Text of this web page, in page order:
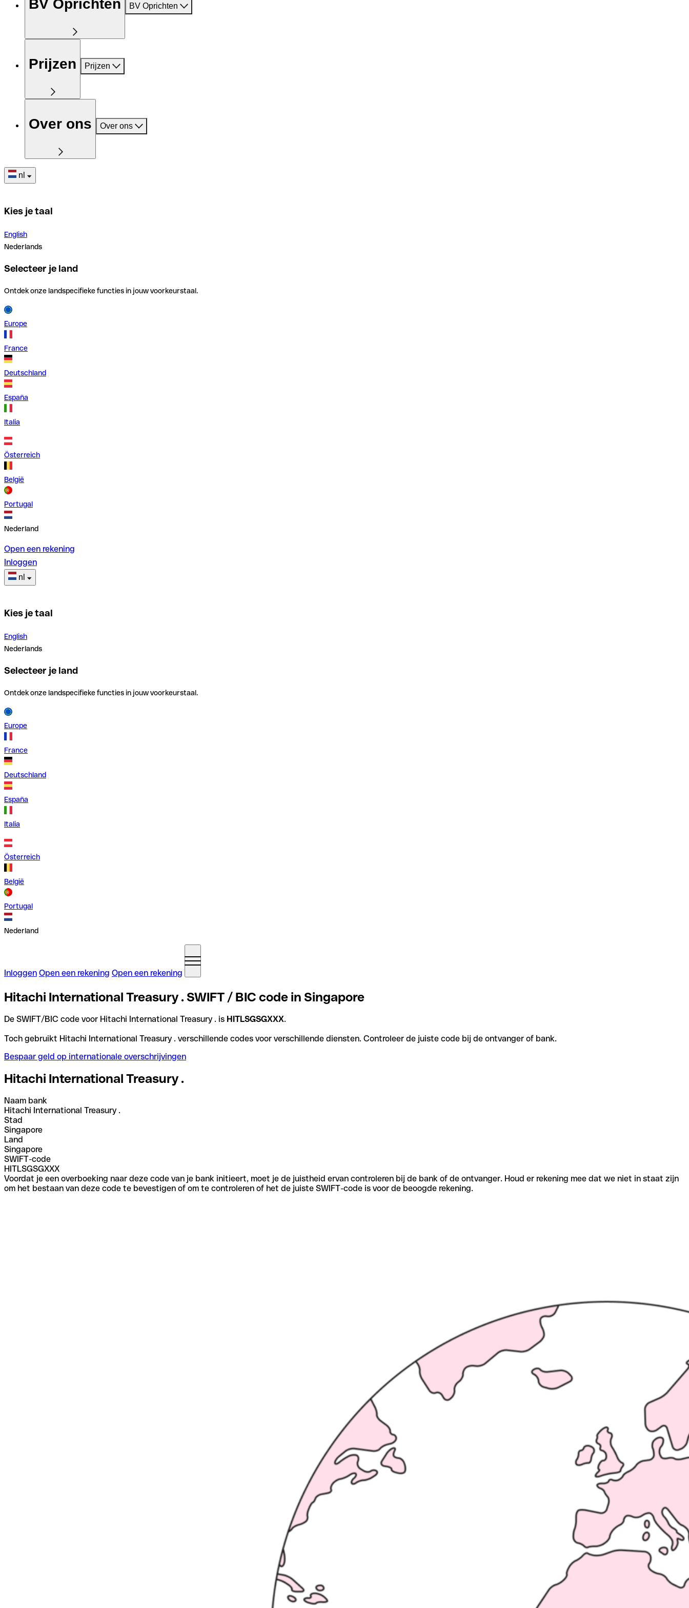
BV Oprichten BV Oprichten
Prijzen Prijzen
Over ons Over ons
nl
Kies je taal
English
Nederlands
Selecteer je land
Ontdek onze landspecifieke functies in jouw voorkeurstaal.
Europe
France
Deutschland
España
Italia
Österreich
België
Portugal
Nederland
Open een rekening
Inloggen
nl
Kies je taal
English
Nederlands
Selecteer je land
Ontdek onze landspecifieke functies in jouw voorkeurstaal.
Europe
France
Deutschland
España
Italia
Österreich
België
Portugal
Nederland
Inloggen Open een rekening Open een rekening
Hitachi International Treasury . SWIFT / BIC code in Singapore
De SWIFT/BIC code voor Hitachi International Treasury . is HITLSGSGXXX.
Toch gebruikt Hitachi International Treasury . verschillende codes voor verschillende diensten. Controleer de juiste code bij de ontvanger of bank.
Bespaar geld op internationale overschrijvingen
Hitachi International Treasury .
Naam bank
Hitachi International Treasury .
Stad
Singapore
Land
Singapore
SWIFT-code
HITLSGSGXXX
Voordat je een overboeking naar deze code van je bank initieert, moet je de juistheid ervan controleren bij de bank of de ontvanger. Houd er rekening mee dat we niet in staat zijn
om het bestaan van deze code te bevestigen of om te controleren of het de juiste SWIFT-code is voor de beoogde rekening.